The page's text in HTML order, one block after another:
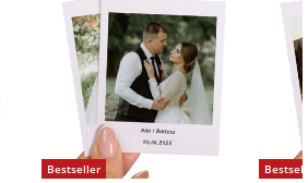
Bestseller